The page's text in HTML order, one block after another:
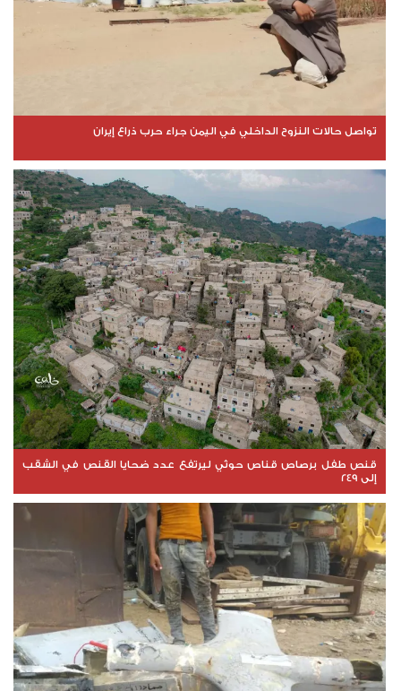
تواصل حالات النزوح الداخلي في اليمن جراء حرب ذراع إيران
قنص طفل برصاص قناص حوثي ليرتفع عدد ضحايا القنص في الشقب
إلى 249